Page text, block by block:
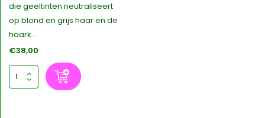
die geeltinten neutraliseert
op blond en grijs haar en de
haark...
€38,00